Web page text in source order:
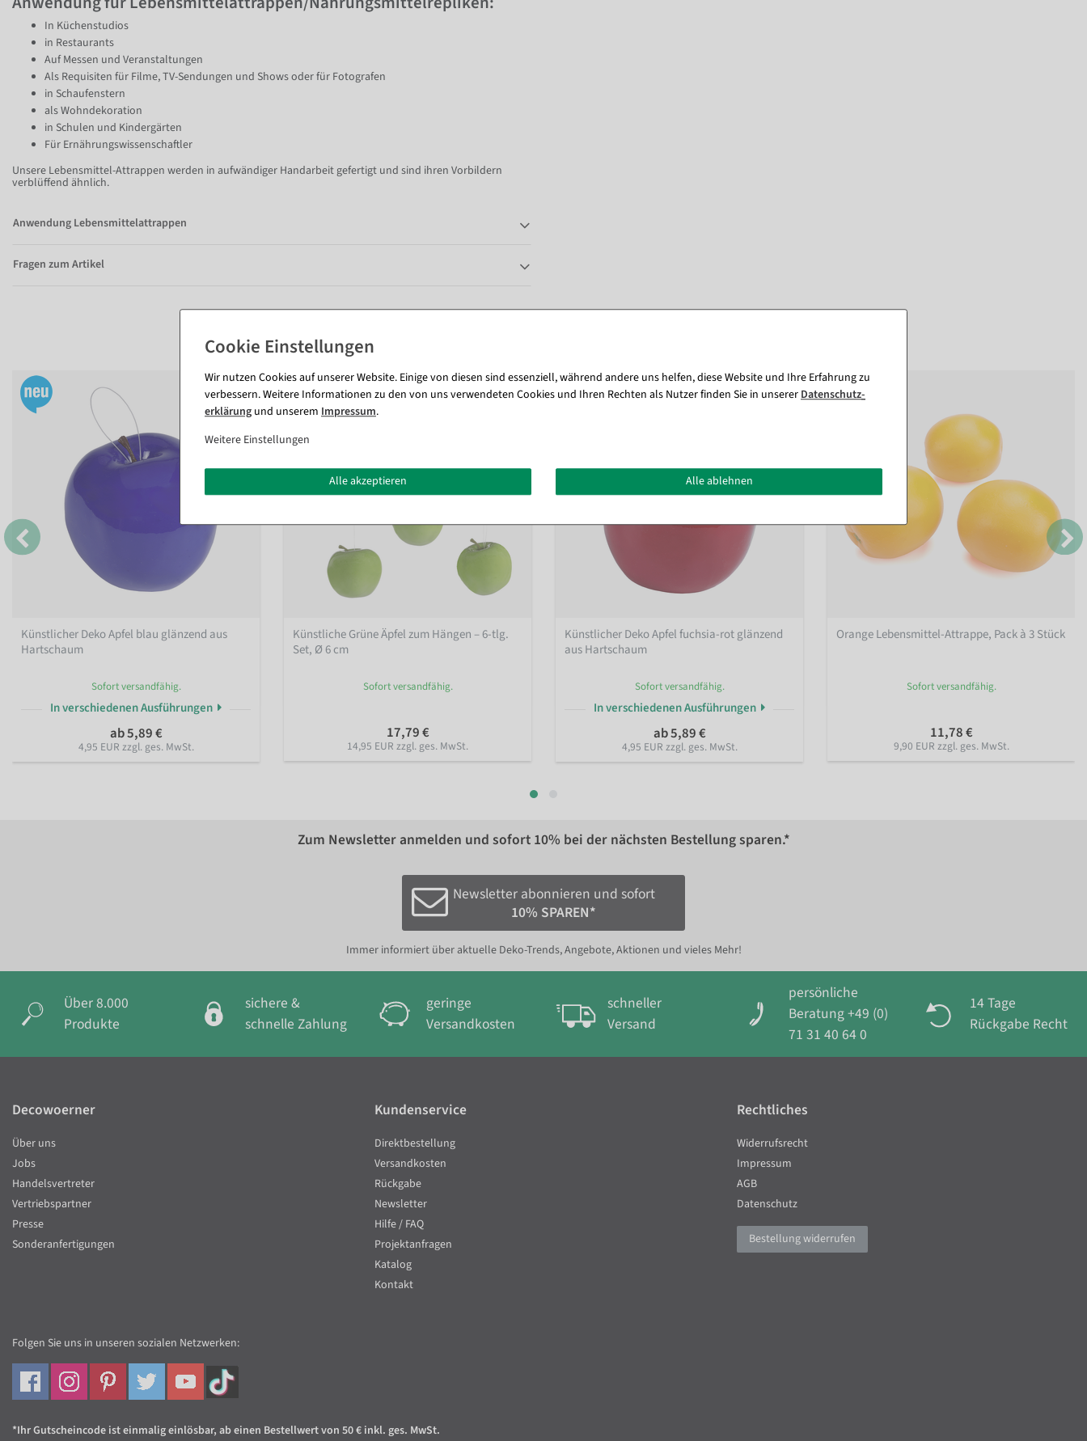
Item 1 of
10
In Küchenstudios
in Restaurants
Auf Messen und Veranstaltungen
Als Requisiten für Filme, TV-Sendungen und Shows oder für Fotografen
in Schaufenstern
als Wohndekoration
in Schulen und Kindergärten
Für Ernährungswissenschaftler
Unsere Lebensmittel-Attrappen werden in aufwändiger Handarbeit gefertigt und sind ihren Vorbildern
verblüffend ähnlich.
Anwendung Lebensmittelattrappen
Fragen zum Artikel
Künstlicher Deko Apfel blau glänzend aus
Hartschaum
Sofort versandfähig.
In verschiedenen Ausführungen
ab 5,89 €
4,95 EUR zzgl. ges. MwSt.
Künstliche Grüne Äpfel zum Hängen – 6-tlg.
Set, Ø 6 cm
Sofort versandfähig.
17,79 €
14,95 EUR zzgl. ges. MwSt.
Künstlicher Deko Apfel fuchsia-rot glänzend
aus Hartschaum
Sofort versandfähig.
In verschiedenen Ausführungen
ab 5,89 €
4,95 EUR zzgl. ges. MwSt.
Orange Lebensmittel-Attrappe, Pack à 3 Stück
Sofort versandfähig.
11,78 €
9,90 EUR zzgl. ges. MwSt.
Zum Newsletter anmelden und sofort 10% bei der nächsten Bestellung sparen.*
Newsletter abonnieren und sofort
10% SPAREN*
Immer informiert über aktuelle Deko-Trends, Angebote, Aktionen und vieles Mehr!
Über 8.000
Produkte
sichere &
schnelle Zahlung
geringe
Versandkosten
schneller
Versand
persönliche
Beratung +49 (0)
71 31 40 64 0
14 Tage
Rückgabe Recht
Wir nutzen Cookies auf unserer Website. Einige von diesen sind essenziell, während andere uns helfen, diese Website und Ihre Erfahrung zu
verbessern. Weitere Informationen zu den von uns verwendeten Cookies und Ihren Rechten als Nutzer finden Sie in unsererDaten­schutz­
erklärung und unserem Impressum.
Weitere Einstellungen
Alle akzeptieren Alle ablehnen
Decowoerner
Über uns
Jobs
Handelsvertreter
Vertriebspartner
Presse
Sonderanfertigungen
Kundenservice
Direktbestellung
Versandkosten
Rückgabe
Newsletter
Hilfe / FAQ
Projektanfragen
Katalog
Kontakt
Rechtliches
Widerrufsrecht
Impressum
AGB
Datenschutz
Bestellung widerrufen
Folgen Sie uns in unseren sozialen Netzwerken:
*Ihr Gutscheincode ist einmalig einlösbar, ab einen Bestellwert von 50 € inkl. ges. MwSt.